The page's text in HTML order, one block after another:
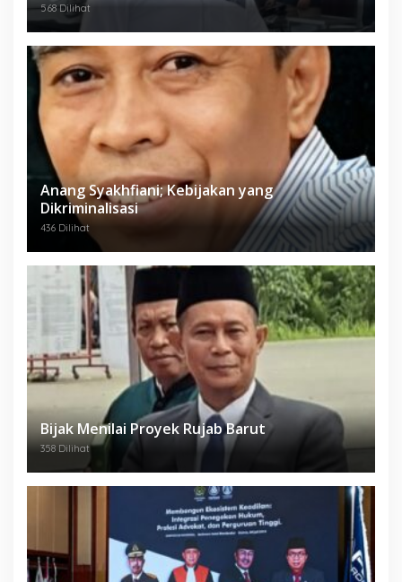
568 Dilihat
Anang Syakhfiani; Kebijakan yang
Dikriminalisasi
436 Dilihat
Bijak Menilai Proyek Rujab Barut
358 Dilihat